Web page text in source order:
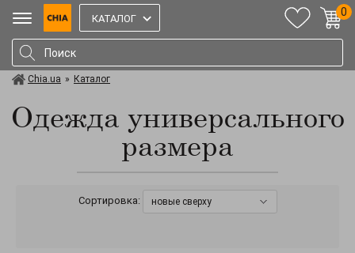
КАТАЛОГ
0
Chia.ua » Каталог
Одежда универсального
размера
Сортировка: новые сверху